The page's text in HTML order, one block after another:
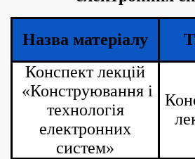
Назва матеріалу
Конспект лекцій
«Конструювання і
технологія
електронних
систем»